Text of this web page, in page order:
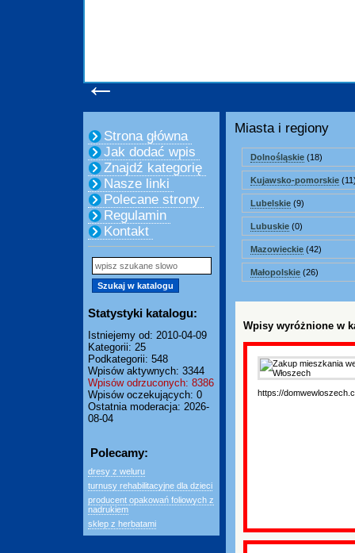
←
Strona główna
Jak dodać wpis
Znajdź kategorię
Nasze linki
Polecane strony
Regulamin
Kontakt
Statystyki katalogu:
Istniejemy od: 2010-04-09
Kategorii: 25
Podkategorii: 548
Wpisów aktywnych: 3344
Wpisów odrzuconych: 8386
Wpisów oczekujących: 0
Ostatnia moderacja: 2026-
08-04
Polecamy:
dresy z weluru
turnusy rehabilitacyjne dla dzieci
producent opakowań foliowych z
nadrukiem
sklep z herbatami
Miasta i regiony
Dolnośląskie (18)
Kujawsko-pomorskie
Lubelskie (9)
Lubuskie (0)
Mazowieckie (42)
Małopolskie (26)
Wpisy wyróżnione w
https://